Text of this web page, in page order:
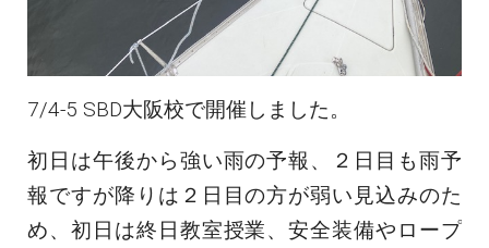
7/4-5 SBD大阪校で開催しました。
初日は午後から強い雨の予報、２日目も雨予
報ですが降りは２日目の方が弱い見込みのた
め、初日は終日教室授業、安全装備やロープ